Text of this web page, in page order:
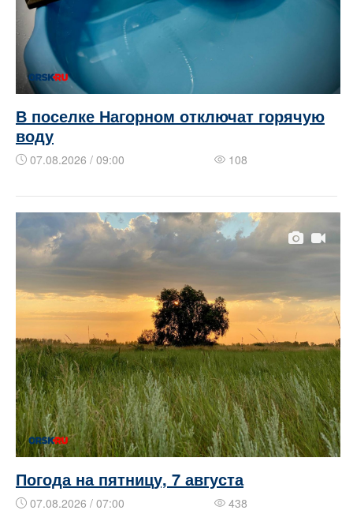
В поселке Нагорном отключат горячую
воду
07.08.2026 / 09:00 108
Погода на пятницу, 7 августа
07.08.2026 / 07:00 438